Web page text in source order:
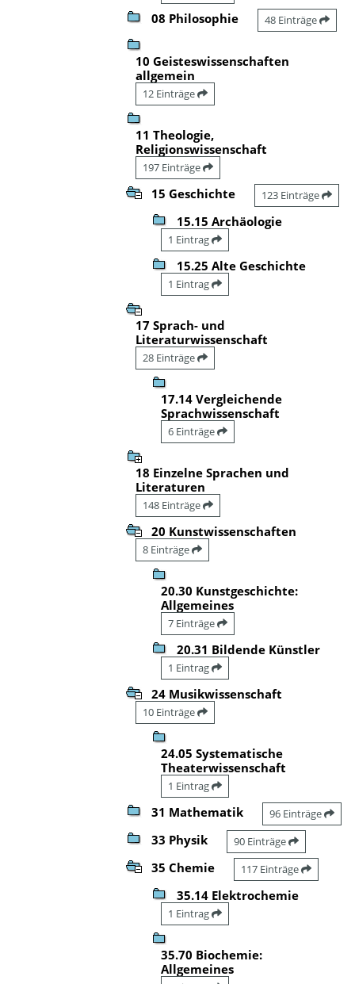
08 Philosophie 48 Einträge
10 Geisteswissenschaften
allgemein
12 Einträge
11 Theologie,
Religionswissenschaft
197 Einträge
15 Geschichte 123 Einträge
15.15 Archäologie
1 Eintrag
15.25 Alte Geschichte
1 Eintrag
17 Sprach- und
Literaturwissenschaft
28 Einträge
17.14 Vergleichende
Sprachwissenschaft
6 Einträge
18 Einzelne Sprachen und
Literaturen
148 Einträge
20 Kunstwissenschaften
8 Einträge
20.30 Kunstgeschichte:
Allgemeines
7 Einträge
20.31 Bildende Künstler
1 Eintrag
24 Musikwissenschaft
10 Einträge
24.05 Systematische
Theaterwissenschaft
1 Eintrag
31 Mathematik 96 Einträge
33 Physik 90 Einträge
35 Chemie 117 Einträge
35.14 Elektrochemie
1 Eintrag
35.70 Biochemie:
Allgemeines